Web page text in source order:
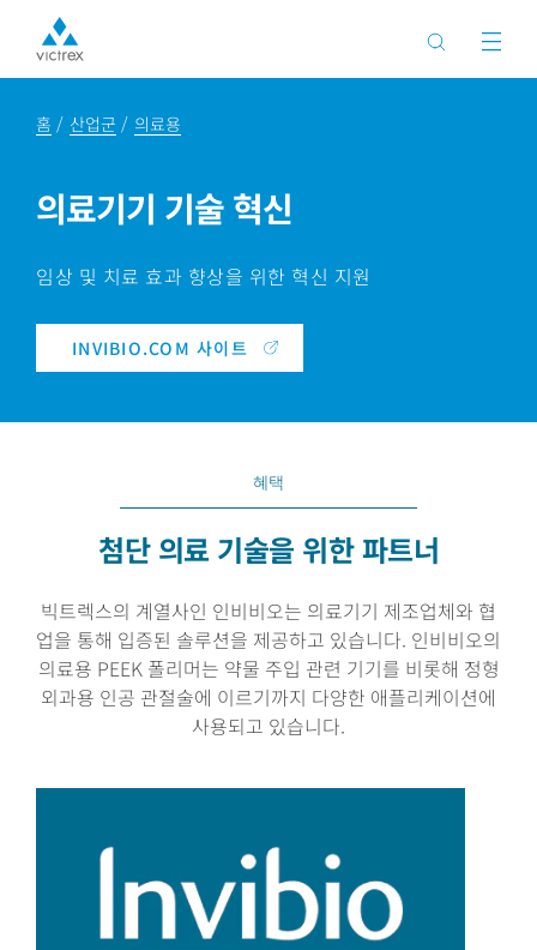
홈 산업군 의료용
의료기기 기술 혁신
임상 및 치료 효과 향상을 위한 혁신 지원
INVIBIO.COM 사이트
혜택
첨단 의료 기술을 위한 파트너
빅트렉스의 계열사인 인비비오는 의료기기 제조업체와 협
업을 통해 입증된 솔루션을 제공하고 있습니다. 인비비오의
의료용 PEEK 폴리머는 약물 주입 관련 기기를 비롯해 정형
외과용 인공 관절술에 이르기까지 다양한 애플리케이션에
사용되고 있습니다.